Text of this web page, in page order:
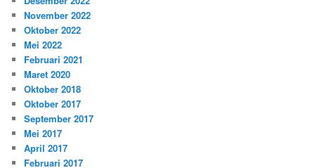
November 2022
Oktober 2022
Mei 2022
Februari 2021
Maret 2020
Oktober 2018
Oktober 2017
September 2017
Mei 2017
April 2017
Februari 2017